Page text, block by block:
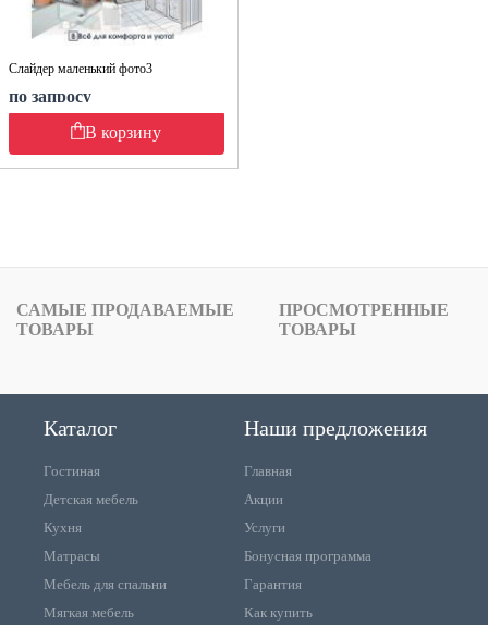
Слайдер маленький фото3
по запросу
В корзину
САМЫЕ ПРОДАВАЕМЫЕ
ТОВАРЫ
ПРОСМОТРЕННЫЕ
ТОВАРЫ
Каталог
Гостиная
Детская мебель
Кухня
Матрасы
Мебель для спальни
Мягкая мебель
Наши предложения
Главная
Акции
Услуги
Бонусная программа
Гарантия
Как купить